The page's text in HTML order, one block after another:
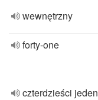
wewnętrzny
forty-one
czterdzieści jeden